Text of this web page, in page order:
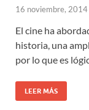
16 noviembre, 2014
El cine ha
historia, una
por lo que es
LEER MÁS